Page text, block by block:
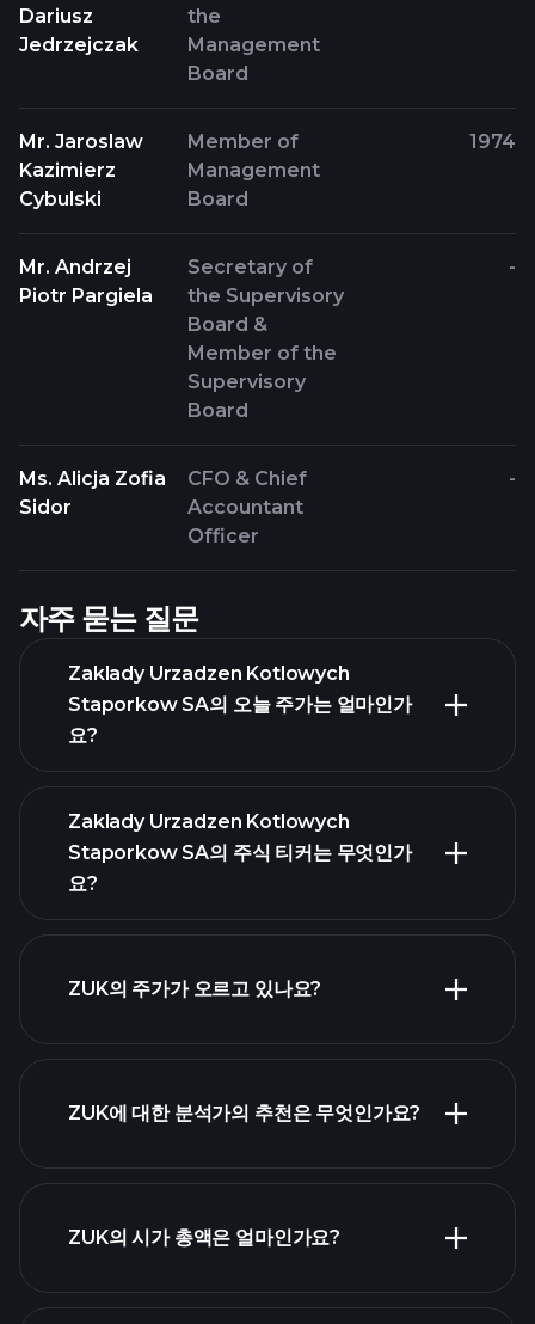
Dariusz
Jedrzejczak
the
Management
Board
Mr. Jaroslaw
Kazimierz
Cybulski
Member of
Management
Board
1974
Mr. Andrzej
Piotr Pargiela
Secretary of
the Supervisory
Board &
Member of the
Supervisory
Board
-
Ms. Alicja Zofia
Sidor
CFO & Chief
Accountant
Officer
-
자주 묻는 질문
Zaklady Urzadzen Kotlowych
Staporkow SA의 오늘 주가는 얼마인가
요?
Zaklady Urzadzen Kotlowych
Staporkow SA의 주식 티커는 무엇인가
요?
ZUK의 주가가 오르고 있나요?
ZUK에 대한 분석가의 추천은 무엇인가요?
ZUK의 시가 총액은 얼마인가요?